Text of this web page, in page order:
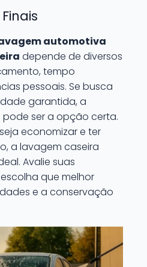
automotiva
depende de diversos
tempo
pessoais. Se busca
garantida, a
ser a opção certa.
economizar e ter
a lavagem caseira
Avalie suas
que melhor
e a conservação